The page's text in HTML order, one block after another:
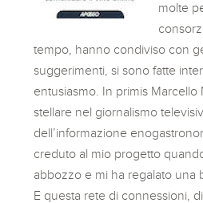
molte
tempo, hanno condiviso con
suggerimenti, si sono fatte
entusiasmo. In primis Marcello
stellare nel giornalismo
dell’informazione
creduto al mio progetto
abbozzo e mi ha regalato una
E questa rete di connessioni,